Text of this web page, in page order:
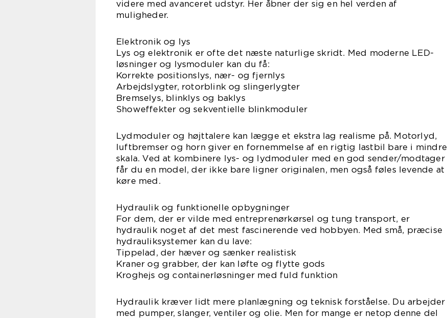
videre med avanceret udstyr. Her åbner der sig en hel verden af
muligheder.
Elektronik og lys
Lys og elektronik er ofte det næste naturlige skridt. Med moderne LED-
løsninger og lysmoduler kan du få:
Korrekte positionslys, nær- og fjernlys
Arbejdslygter, rotorblink og slingerlygter
Bremselys, blinklys og baklys
Showeffekter og sekventielle blinkmoduler
Lydmoduler og højttalere kan lægge et ekstra lag realisme på. Motorlyd,
luftbremser og horn giver en fornemmelse af en rigtig lastbil bare i mindre
skala. Ved at kombinere lys- og lydmoduler med en god sender/modtager
får du en model, der ikke bare ligner originalen, men også føles levende at
køre med.
Hydraulik og funktionelle opbygninger
For dem, der er vilde med entreprenørkørsel og tung transport, er
hydraulik noget af det mest fascinerende ved hobbyen. Med små, præcise
hydrauliksystemer kan du lave:
Tippelad, der hæver og sænker realistisk
Kraner og grabber, der kan løfte og flytte gods
Kroghejs og containerløsninger med fuld funktion
Hydraulik kræver lidt mere planlægning og teknisk forståelse. Du arbejder
med pumper, slanger, ventiler og olie. Men for mange er netop denne del